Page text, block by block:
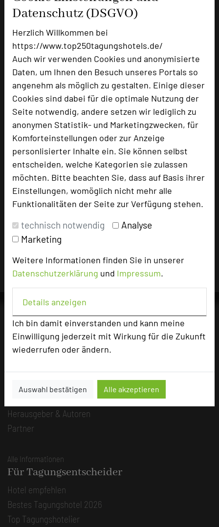
Datenschutz (DSGVO)
Herzlich Willkommen bei
https://www.top250tagungshotels.de/
Auch wir verwenden Cookies und anonymisierte
Daten, um Ihnen den Besuch unseres Portals so
angenehm als möglich zu gestalten. Einige dieser
Cookies sind dabei für die optimale Nutzung der
Seite notwendig, andere setzen wir lediglich zu
anonymen Statistik- und Marketingzwecken, für
Komforteinstellungen oder zur Anzeige
personlisierter Inhalte ein. Sie können selbst
entscheiden, welche Kategorien sie zulassen
möchten. Bitte beachten Sie, dass auf Basis ihrer
Einstellungen, womöglich nicht mehr alle
Funktionalitäten der Seite zur Verfügung stehen.
technisch notwendig
Analyse
Marketing
Weitere Informationen finden Sie in unserer
Datenschutzerklärung und Impressum.
Details anzeigen
Ich bin damit einverstanden und kann meine
Einwilligung jederzeit mit Wirkung für die Zukunft
wiederrufen oder ändern.
Auswahl bestätigen Alle akzeptieren
Appartement
Suite
Besonders geeignet für
Seminar, Klausur, Event, Kreativprozesse
326 Seiten dieses Hotels wurden in den vergangenen
30 Tagen auf diesem Portal aufgerufen.
Impressum zum Hotel
Für die Verwendung der Bilder haben die jeweiligen Hotels die
Nutzungsrechte für dieses Portal eingeräumt und sind dafür
Die Idee
Über uns
Mission
Herausgeber & Autoren
Partner
Alle Informationen
Für Tagungsentscheider
Hotel empfehlen
Bestes Tagungshotel 2026
Top Tagungshotelier